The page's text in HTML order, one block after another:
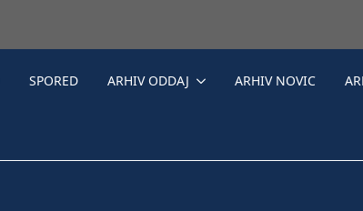
SPORED ARHIV ODDAJ ARHIV NOVIC